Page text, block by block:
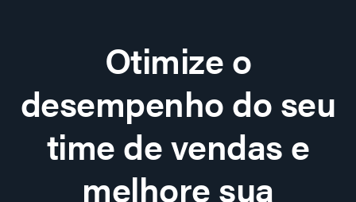
Otimize o
desempenho do seu
time de vendas e
melhore sua